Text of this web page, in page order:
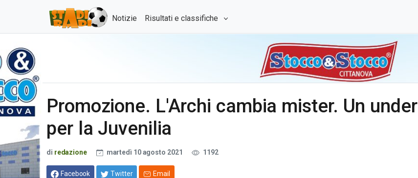
Notizie Risultati e classifiche
Promozione. L'Archi cambia mister. Un under
per la Juvenilia
di redazione martedì 10 agosto 2021 1192
Facebook Twitter Email